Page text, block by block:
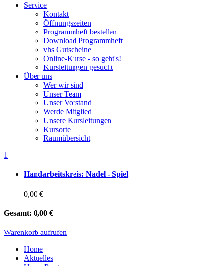
Service
Kontakt
Öffnungszeiten
Programmheft bestellen
Download Programmheft
vhs Gutscheine
Online-Kurse - so geht's!
Kursleitungen gesucht
Über uns
Wer wir sind
Unser Team
Unser Vorstand
Werde Mitglied
Unsere Kursleitungen
Kursorte
Raumübersicht
1
Handarbeitskreis: Nadel - Spiel
0,00 €
Gesamt: 0,00 €
Warenkorb aufrufen
Home
Aktuelles